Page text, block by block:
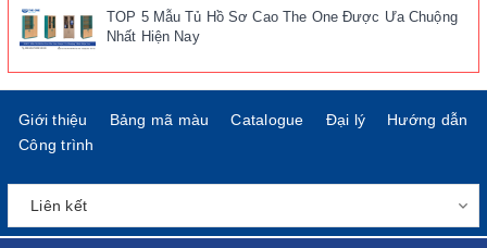
TOP 5 Mẫu Tủ Hồ Sơ Cao The One Được Ưa Chuộng
Nhất Hiện Nay
Giới thiệu Bảng mã màu Catalogue Đại lý
Hướng dẫn
Công trình